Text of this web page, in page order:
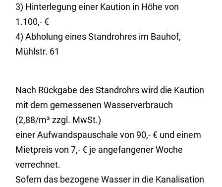
3) Hinterlegung einer Kaution in Höhe von
1.100,- €
4) Abholung eines Standrohres im Bauhof,
Mühlstr. 61
Nach Rückgabe des Standrohrs wird die Kaution
mit dem gemessenen Wasserverbrauch
(2,88/m³ zzgl. MwSt.)
einer Aufwandspauschale von 90,- € und einem
Mietpreis von 7,- € je angefangener Woche
verrechnet.
Sofern das bezogene Wasser in die Kanalisation